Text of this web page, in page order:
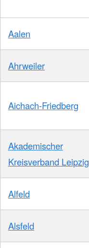
Aalen
Ahrweiler
Aichach-Friedberg
Akademischer
Kreisverband Leipzig
Alfeld
Alsfeld